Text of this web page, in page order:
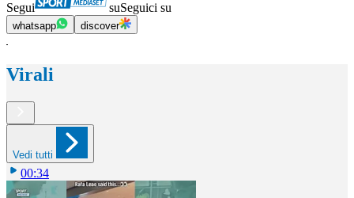
Segui suSeguici su
whatsapp discover
Virali
Vedi tutti
00:34